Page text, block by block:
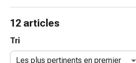
Mouchoirs
12 articles
Tri
Les plus pertinents en premier